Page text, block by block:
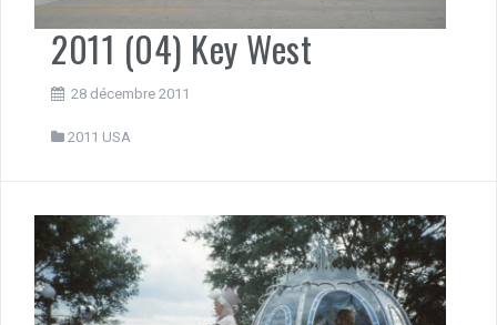
2011 (04) Key West
28 décembre 2011
2011 USA